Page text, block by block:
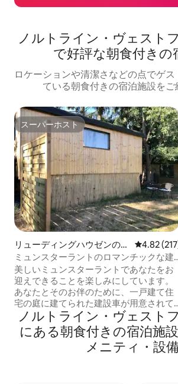
ノルトライン・ヴェスト
で好評な朝食付きの
ロケーションや清潔さなどの点でゲ
ている朝食付きの宿泊施設をご
スーパーホスト
スーパーホスト
リューディングハウゼンのキ
ャンピングカー・RV
レビュー
4.82
ミュンスターラントのロマンチックな建
設トレーラー
美しいミュンスターラントであなたをお
迎えできることを楽しみにしています。
あなたとそのお伴のために、一戸建て住
宅の庭に建てられた建設車が用意されて
います。ここはとても静かです。ここで
は自然の音だけが聞こえます。それで
も、リューディングハウゼンの中心街ま
では1キロという距離です。ベーカリー、
ノルトライン・ヴェスト
にある朝食付きの宿泊施
メニティ・設